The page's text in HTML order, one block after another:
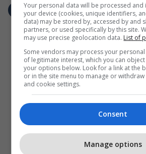
Your personal data will be processed
your device (cookies, unique identifiers,
data) may be stored by, accessed by and
partners, or used specifically by this site.
may use precise geolocation data. List of
Some vendors may process your
of legitimate interest, which you can
your options below. Look for a link at the
or in the site menu to manage or
and cookie settings.
Consent
Manage options